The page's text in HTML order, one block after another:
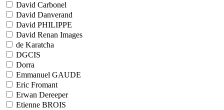
David Carbonel
David Danverand
David PHILIPPE
David Renan Images
de Karatcha
DGCIS
Dorra
Emmanuel GAUDE
Eric Fromant
Erwan Dereeper
Etienne BROIS